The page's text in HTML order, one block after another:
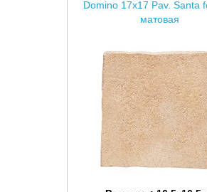
Domino 17x17 Pav. Santa
матовая